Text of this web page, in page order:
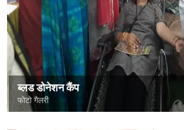
ब्लड डोनेशन कैंप
फोटो गैलरी